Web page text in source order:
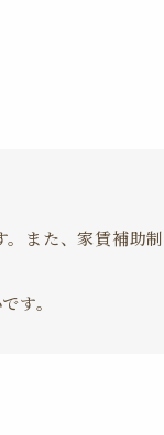
また、家賃補助
す。